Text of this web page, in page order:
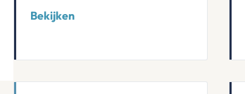
Bekijken